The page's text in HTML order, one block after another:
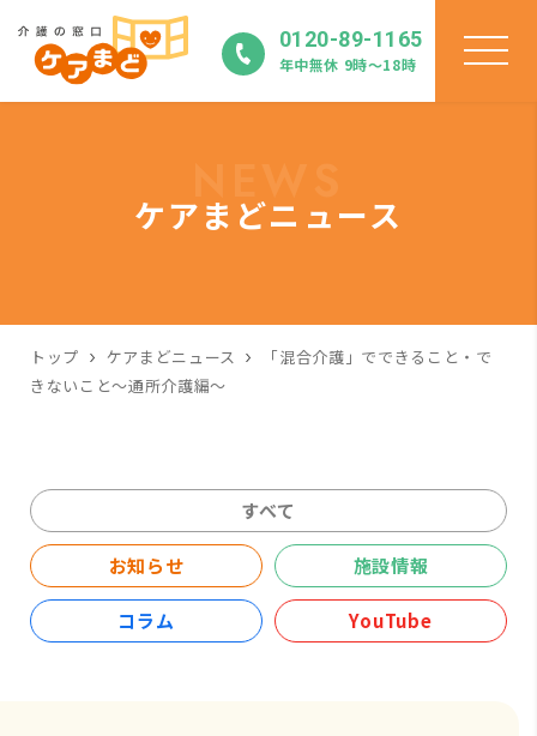
0120-89-1165
年中無休 9時〜18時
ケアまどニュース
トップ ケアまどニュース
「混合介護」でできること・で
きないこと～通所介護編～
すべて
お知らせ 施設情報
コラム YouTube